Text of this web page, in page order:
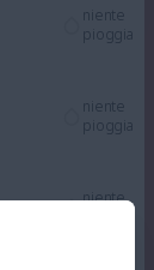
niente
pioggia
niente
pioggia
niente